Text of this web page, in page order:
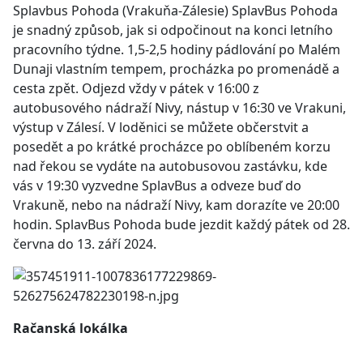
Splavbus Pohoda (Vrakuňa-Zálesie) SplavBus Pohoda
je snadný způsob, jak si odpočinout na konci letního
pracovního týdne. 1,5-2,5 hodiny pádlování po Malém
Dunaji vlastním tempem, procházka po promenádě a
cesta zpět. Odjezd vždy v pátek v 16:00 z
autobusového nádraží Nivy, nástup v 16:30 ve Vrakuni,
výstup v Zálesí. V loděnici se můžete občerstvit a
posedět a po krátké procházce po oblíbeném korzu
nad řekou se vydáte na autobusovou zastávku, kde
vás v 19:30 vyzvedne SplavBus a odveze buď do
Vrakuně, nebo na nádraží Nivy, kam dorazíte ve 20:00
hodin. SplavBus Pohoda bude jezdit každý pátek od 28.
června do 13. září 2024.
Račanská lokálka